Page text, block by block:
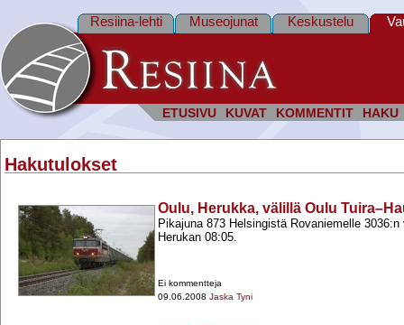
ETUSIVU KUVAT KOMMENTIT HAKU
Resiina-lehti Museojunat Keskustelu
Hakutulokset
Oulu, Herukka, välillä Oulu
Pikajuna 873 Helsingistä Rovaniemelle
Herukan 08:05.
Ei kommentteja
09.06.2008 Jaska Tyni